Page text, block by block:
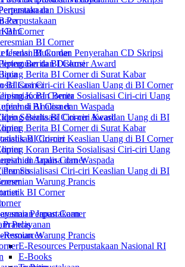
dan Diskusi
BI Corner
BI Corner
BI Corner
Berita BI Corner Award
Berita BI Corner di Surat Kabar
Ciri-ciri Keaslian Uang di BI Corner
Koran Berita Sosialisasi Ciri-ciri Uang
di Analisa dan Waspada
Sosialisasi Ciri-ciri Keaslian Uang di BI
BI Corner
Japan Corner
Prancis
Warung Prancis
Perpustakaan
Pelayanan
Resources
E-Resources Perpustakaan Nasional RI
E-Books
Perpustakaan
Usulan Buku dan Penyerahan CD Skripsi
dan Diskusi
BI Corner
BI Corner
BI Corner
Berita BI Corner Award
Berita BI Corner di Surat Kabar
Ciri-ciri Keaslian Uang di BI Corner
Koran Berita Sosialisasi Ciri-ciri Uang
di Analisa dan Waspada
Sosialisasi Ciri-ciri Keaslian Uang di BI
BI Corner
Japan Corner
Prancis
Warung Prancis